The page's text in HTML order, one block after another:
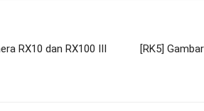
RX10 dan RX100 III
[RK5]